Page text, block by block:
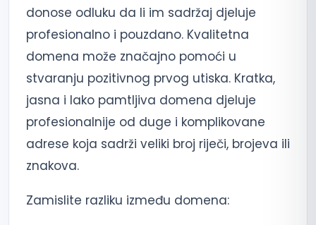
donose odluku da li im sadržaj djeluje
profesionalno i pouzdano. Kvalitetna
domena može značajno pomoći u
stvaranju pozitivnog prvog utiska. Kratka,
jasna i lako pamtljiva domena djeluje
profesionalnije od duge i komplikovane
adrese koja sadrži veliki broj riječi, brojeva ili
znakova.
Zamislite razliku između domena: